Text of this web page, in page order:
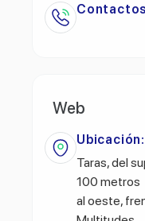
Web
Ubicación:
Taras, del
100 metros
al oeste,